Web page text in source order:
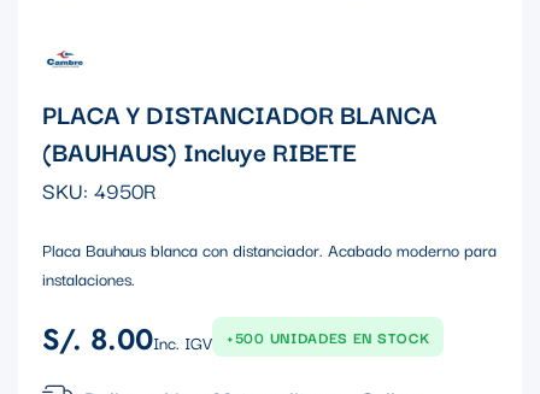
PLACA Y DISTANCIADOR BLANCA
(BAUHAUS) Incluye RIBETE
SKU: 4950R
Placa Bauhaus blanca con distanciador. Acabado moderno para
instalaciones.
Precio
S/. 8.00Inc. IGV +500 UNIDADES EN STOCK